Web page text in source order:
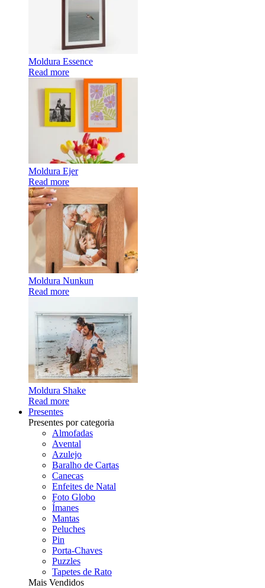
Moldura Essence
Read more
Moldura Ejer
Read more
Moldura Nunkun
Read more
Moldura Shake
Read more
Presentes
Presentes por categoria
Almofadas
Avental
Azulejo
Baralho de Cartas
Canecas
Enfeites de Natal
Foto Globo
Ímanes
Mantas
Peluches
Pin
Porta-Chaves
Puzzles
Tapetes de Rato
Mais Vendidos